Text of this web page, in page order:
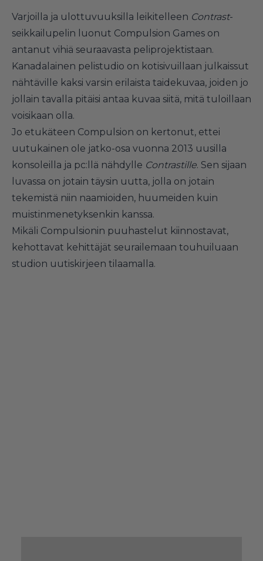
Varjoilla ja ulottuvuuksilla leikitelleen Contrast-
seikkailupelin luonut Compulsion Games on
antanut vihiä seuraavasta peliprojektistaan.
Kanadalainen pelistudio on kotisivuillaan julkaissut
nähtäville kaksi varsin erilaista taidekuvaa, joiden jo
jollain tavalla pitäisi antaa kuvaa siitä, mitä tuloillaan
voisikaan olla.
Jo etukäteen Compulsion on kertonut, ettei
uutukainen ole jatko-osa vuonna 2013 uusilla
konsoleilla ja pc:llä nähdylle Contrastille. Sen sijaan
luvassa on jotain täysin uutta, jolla on jotain
tekemistä niin naamioiden, huumeiden kuin
muistinmenetyksenkin kanssa.
Mikäli Compulsionin puuhastelut kiinnostavat,
kehottavat kehittäjät seurailemaan touhuiluaan
studion uutiskirjeen tilaamalla.